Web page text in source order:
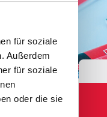
für soziale
Außerdem
für soziale
oder die sie